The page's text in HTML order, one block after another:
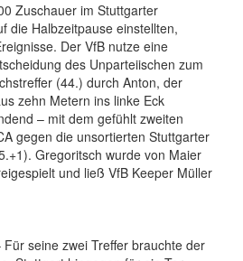
Zuschauer im Stuttgarter
die Halbzeitpause einstellten,
Der VfB nutze eine
des Unparteiischen zum
(44.) durch Anton, der
zehn Metern ins linke Eck
– mit dem gefühlt zweiten
gegen die unsortierten Stuttgarter
Gregoritsch wurde von Maier
und ließ VfB Keeper Müller
seine zwei Treffer brauchte der